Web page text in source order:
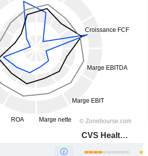
CVS Health Corporation